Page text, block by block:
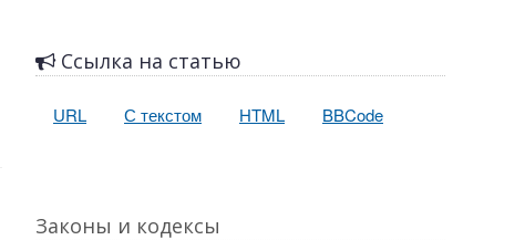
Ссылка на статью
URL С текстом HTML BBCode
Законы и кодексы